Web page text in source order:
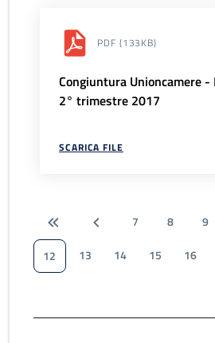
PDF (133KB)
Congiuntura Unioncamere
2° trimestre 2017
SCARICA FILE
7 8 9
12
13 14 15 16